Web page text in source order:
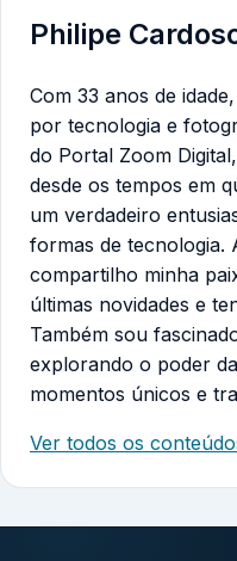
Philipe
Com 33 anos de
por tecnologia e
do Portal Zoom
desde os tempos em
um verdadeiro
formas de tecnologia.
compartilho minha
últimas novidades e
Também sou
explorando o poder
momentos únicos e
Ver todos os